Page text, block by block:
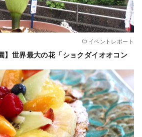
イベントレポート
】世界最大の花「ショクダイオオコン